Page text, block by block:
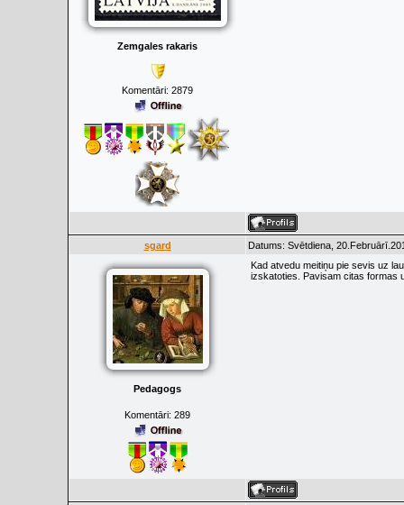
Zemgales rakaris
Komentāri: 2879
sgard Datums: Svētdiena,
Pedagogs
Komentāri: 289
Kad atvedu meitiņu pie sevis uz
izskatoties. Pavisam citas formas